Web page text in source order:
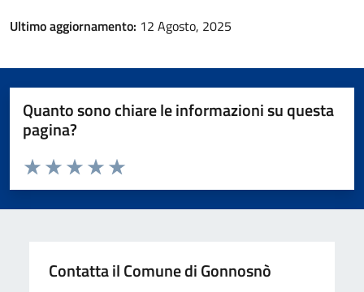
Ultimo aggiornamento: 12 Agosto, 2025
Quanto sono chiare le informazioni su questa
pagina?
Valuta da 1 a 5 stelle la pagina
Valuta 5 stelle su 5
Valuta 4 stelle su 5
Valuta 3 stelle su 5
Valuta 2 stelle su 5
Valuta 1 stelle su 5
Contatta il Comune di Gonnosnò